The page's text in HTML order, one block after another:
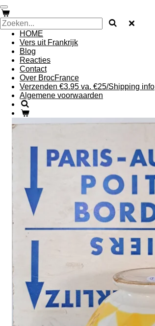
Ga
direct
naar
de
hoofdinhoud
HOME
Vers uit Frankrijk
Blog
Reacties
Contact
Over BrocFrance
Verzenden €3.95 va. €25/Shipping info
Algemene voorwaarden